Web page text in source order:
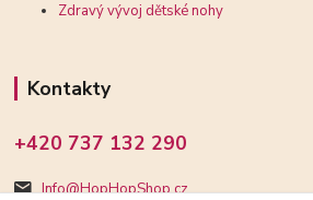
Zdravý vývoj dětské nohy
Kontakty
+420 737 132 290
Info@HopHopShop.cz